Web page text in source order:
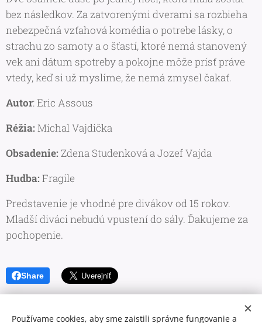
bez následkov. Za zatvorenými dverami sa rozbieha
nebezpečná vzťahová komédia o potrebe lásky, o
strachu zo samoty a o šťastí, ktoré nemá stanovený
vek ani dátum spotreby a pokojne môže prísť práve
vtedy, keď si už myslíme, že nemá zmysel čakať.
Autor: Eric Assous
Réžia: Michal Vajdička
Obsadenie: Zdena Studenková a Jozef Vajda
Hudba: Fragile
Predstavenie je vhodné pre divákov od 15 rokov.
Mladší diváci nebudú vpustení do sály. Ďakujeme za
pochopenie.
Share
Používame cookies, aby sme zaistili správne fungovanie a